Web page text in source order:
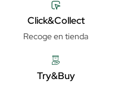
Click&Collect
Recoge en tienda
Try&Buy